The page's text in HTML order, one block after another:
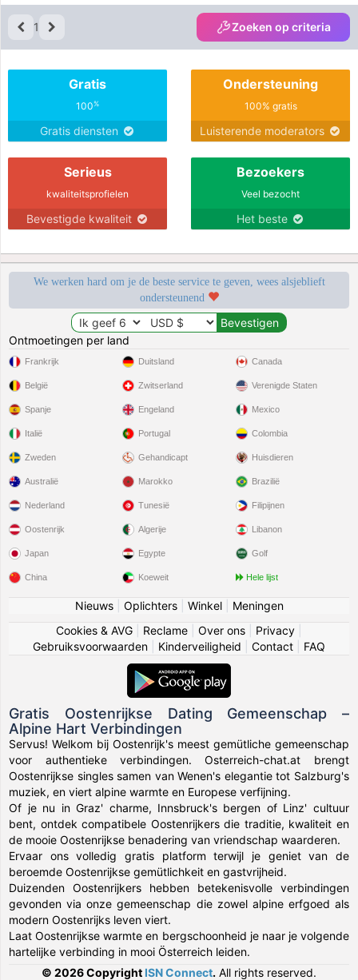
1 Zoeken op criteria
Gratis
100%
Gratis diensten
Ondersteuning
100% gratis
Luisterende moderators
Serieus
kwaliteitsprofielen
Bevestigde kwaliteit
Bezoekers
Veel bezocht
Het beste
We werken hard om je de beste service te geven, wees alsjeblieft
ondersteunend
Ontmoetingen per land
Frankrijk
België
Spanje
Italië
Zweden
Duitsland
Zwitserland
Engeland
Portugal
Gehandicapt
Canada
Verenigde Staten
Mexico
Colombia
Huisdieren
Australië
Nederland
Oostenrijk
Japan
China
Marokko
Tunesië
Algerije
Egypte
Koeweit
Brazilië
Filipijnen
Libanon
Golf
Hele lijst
Nieuws| Oplichters| Winkel| Meningen
Cookies & AVG
Reclame Over ons Privacy
Gebruiksvoorwaarden
Kinderveiligheid Contact FAQ
Gratis Oostenrijkse Dating Gemeenschap –
Alpine Hart Verbindingen
Servus! Welkom bij Oostenrijk's meest gemütliche gemeenschap
voor authentieke verbindingen. Osterreich-chat.at brengt
Oostenrijkse singles samen van Wenen's elegantie tot Salzburg's
muziek, en viert alpine warmte en Europese verfijning.
Of je nu in Graz' charme, Innsbruck's bergen of Linz' cultuur
bent, ontdek compatibele Oostenrijkers die traditie, kwaliteit en
de mooie Oostenrijkse benadering van vriendschap waarderen.
Ervaar ons volledig gratis platform terwijl je geniet van de
beroemde Oostenrijkse gemütlichkeit en gastvrijheid.
Duizenden Oostenrijkers hebben betekenisvolle verbindingen
gevonden via onze gemeenschap die zowel alpine erfgoed als
modern Oostenrijks leven viert.
Laat Oostenrijkse warmte en bergschoonheid je naar je volgende
hartelijke verbinding in mooi Österreich leiden.
© 2026 Copyright ISN Connect. All rights reserved.